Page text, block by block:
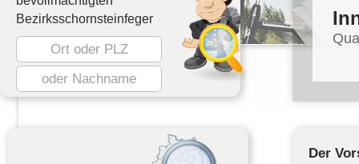
Bezirksschornsteinfeger
Der